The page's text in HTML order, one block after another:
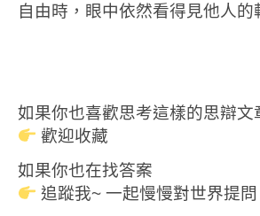
自由時，眼中依然看得見他人的
如果你也喜歡思考這樣的思辯文
歡迎收藏
如果你也在找答案
追蹤我~ 一起慢慢對世界提問